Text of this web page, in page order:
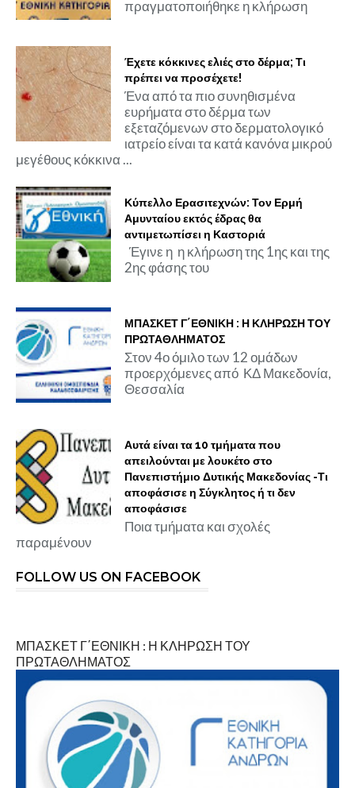
πραγματοποιήθηκε η κλήρωση
Έχετε κόκκινες ελιές στο δέρμα; Τι
πρέπει να προσέχετε!
Ένα από τα πιο συνηθισμένα
ευρήματα στο δέρμα των
εξεταζόμενων στο δερματολογικό
ιατρείο είναι τα κατά κανόνα μικρού
μεγέθους κόκκινα ...
Κύπελλο Ερασιτεχνών: Τον Ερμή
Αμυνταίου εκτός έδρας θα
αντιμετωπίσει η Καστοριά
Έγινε η η κλήρωση της 1ης και της
2ης φάσης του
ΜΠΑΣΚΕΤ Γ΄ΕΘΝΙΚΗ : Η ΚΛΗΡΩΣΗ ΤΟΥ
ΠΡΩΤΑΘΛΗΜΑΤΟΣ
Στον 4ο όμιλο των 12 ομάδων
προερχόμενες από ΚΔ Μακεδονία,
Θεσσαλία
Αυτά είναι τα 10 τμήματα που
απειλούνται με λουκέτο στο
Πανεπιστήμιο Δυτικής Μακεδονίας -Τι
αποφάσισε η Σύγκλητος ή τι δεν
αποφάσισε
Ποια τμήματα και σχολές
παραμένουν
FOLLOW US ON FACEBOOK
ΜΠΑΣΚΕΤ Γ΄ΕΘΝΙΚΗ : Η ΚΛΗΡΩΣΗ ΤΟΥ
ΠΡΩΤΑΘΛΗΜΑΤΟΣ